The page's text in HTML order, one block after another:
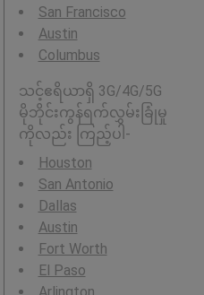
San Francisco
Austin
Columbus
သင့်ဧရိယာရှိ 3G/4G/5G
မိုဘိုင်းကွန်ရက်လွှမ်းခြုံမှု
ကိုလည်း ကြည့်ပါ-
Houston
San Antonio
Dallas
Austin
Fort Worth
El Paso